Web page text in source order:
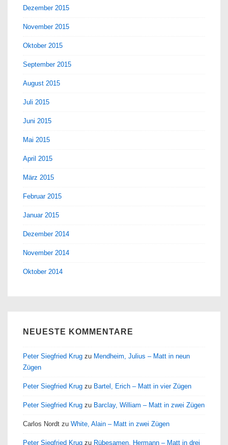
Dezember 2015
November 2015
Oktober 2015
September 2015
August 2015
Juli 2015
Juni 2015
Mai 2015
April 2015
März 2015
Februar 2015
Januar 2015
Dezember 2014
November 2014
Oktober 2014
NEUESTE KOMMENTARE
Peter Siegfried Krug zu Mendheim, Julius – Matt in neun
Zügen
Peter Siegfried Krug zu Bartel, Erich – Matt in vier Zügen
Peter Siegfried Krug zu Barclay, William – Matt in zwei Zügen
Carlos Nordt zu White, Alain – Matt in zwei Zügen
Peter Siegfried Krug zu Rübesamen, Hermann – Matt in drei